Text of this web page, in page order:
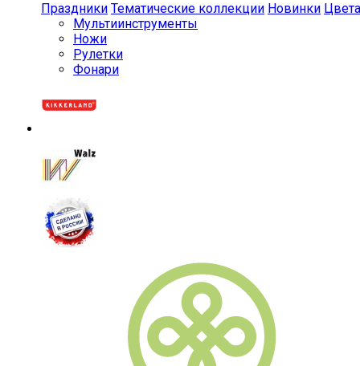
Праздники Тематические коллекции Новинки Цвета
Мульти­инструменты
Ножи
Рулетки
Фонари